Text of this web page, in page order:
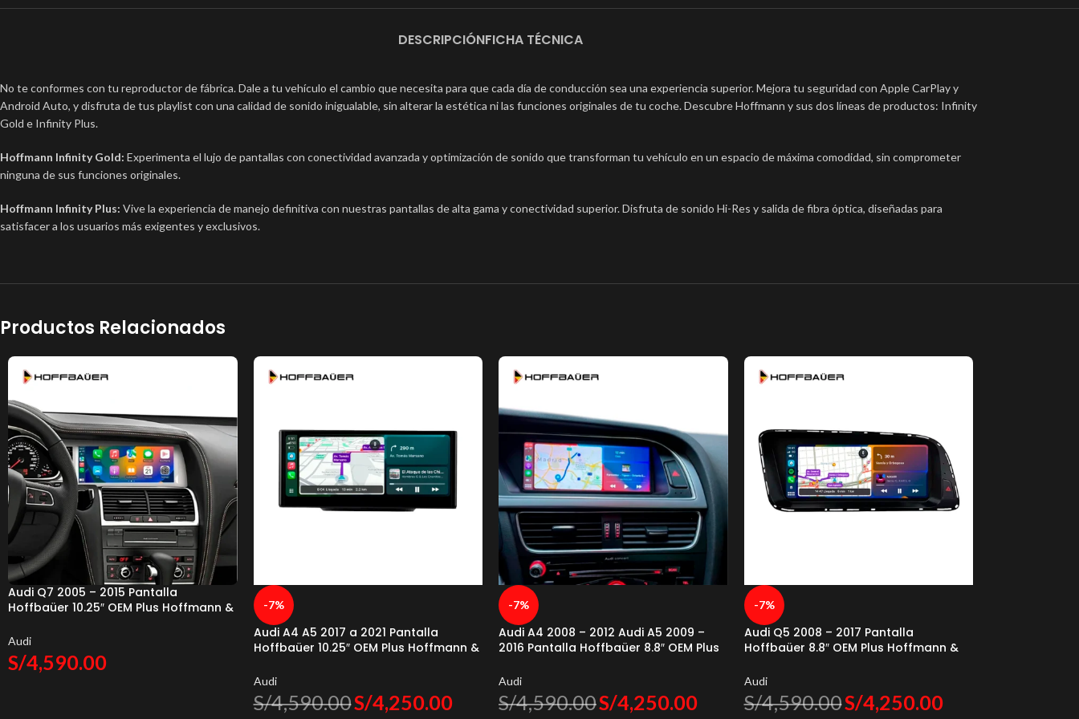
DESCRIPCIÓNFICHA TÉCNICA
No te conformes con tu reproductor de fábrica. Dale a tu vehículo el cambio que necesita para que cada día de conducción sea una experiencia superior. Mejora tu seguridad con Apple CarPlay y
Android Auto, y disfruta de tus playlist con una calidad de sonido inigualable, sin alterar la estética ni las funciones originales de tu coche. Descubre Hoffmann y sus dos líneas de productos: Infinity
Gold e Infinity Plus.
Hoffmann Infinity Gold: Experimenta el lujo de pantallas con conectividad avanzada y optimización de sonido que transforman tu vehículo en un espacio de máxima comodidad, sin comprometer
ninguna de sus funciones originales.
Hoffmann Infinity Plus: Vive la experiencia de manejo definitiva con nuestras pantallas de alta gama y conectividad superior. Disfruta de sonido Hi-Res y salida de fibra óptica, diseñadas para
satisfacer a los usuarios más exigentes y exclusivos.
Productos Relacionados
Audi Q7 2005 – 2015 Pantalla
Hoffbaüer 10.25″ OEM Plus Hoffmann &
Audi
S/4,590.00
-7%
Audi A4 A5 2017 a 2021 Pantalla
Hoffbaüer 10.25″ OEM Plus Hoffmann &
Audi
S/4,590.00S/4,250.00
-7%
Audi A4 2008 – 2012 Audi A5 2009 –
2016 Pantalla Hoffbaüer 8.8″ OEM Plus
Audi
S/4,590.00S/4,250.00
-7%
Audi Q5 2008 – 2017 Pantalla
Hoffbaüer 8.8″ OEM Plus Hoffmann &
Audi
S/4,590.00S/4,250.00